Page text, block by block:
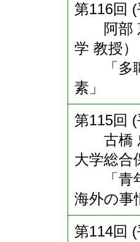
第116回
阿部 恵
学 教授）
「多職
素」
第115回
古橋
大学総合
「青年
海外の事
第114回